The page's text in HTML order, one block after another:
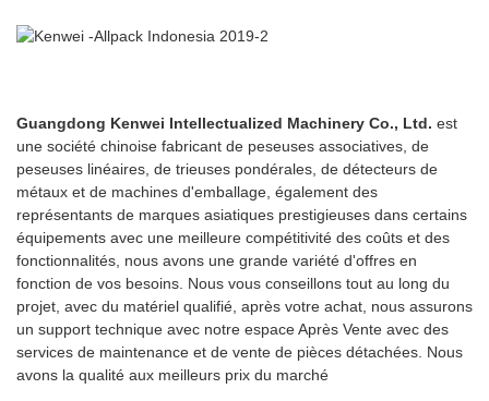
Guangdong Kenwei Intellectualized Machinery Co., Ltd. est
une société chinoise fabricant de peseuses associatives, de
peseuses linéaires, de trieuses pondérales, de détecteurs de
métaux et de machines d'emballage, également des
représentants de marques asiatiques prestigieuses dans certains
équipements avec une meilleure compétitivité des coûts et des
fonctionnalités, nous avons une grande variété d'offres en
fonction de vos besoins. Nous vous conseillons tout au long du
projet, avec du matériel qualifié, après votre achat, nous assurons
un support technique avec notre espace Après Vente avec des
services de maintenance et de vente de pièces détachées. Nous
avons la qualité aux meilleurs prix du marché